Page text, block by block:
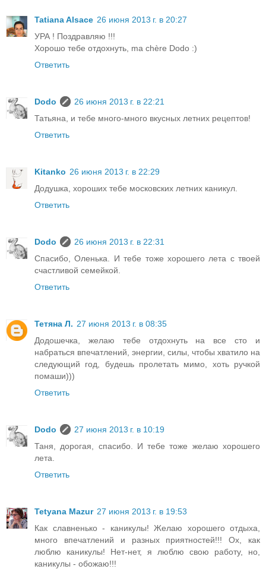
Tatiana Alsace 26 июня 2013 г. в 20:27
УРА ! Поздравляю !!!
Хорошо тебе отдохнуть, ma chère Dodo :)
Ответить
Dodo
26 июня 2013 г. в 22:21
Татьяна, и тебе много-много вкусных летних рецептов!
Ответить
Kitanko 26 июня 2013 г. в 22:29
Додушка, хороших тебе московских летних каникул.
Ответить
Dodo
26 июня 2013 г. в 22:31
Спасибо, Оленька. И тебе тоже хорошего лета с твоей
счастливой семейкой.
Ответить
Тетяна Л. 27 июня 2013 г. в 08:35
Додошечка, желаю тебе отдохнуть на все сто и
набраться впечатлений, энергии, силы, чтобы хватило на
следующий год, будешь пролетать мимо, хоть ручкой
помаши)))
Ответить
Dodo
27 июня 2013 г. в 10:19
Таня, дорогая, спасибо. И тебе тоже желаю хорошего
лета.
Ответить
Tetyana Mazur 27 июня 2013 г. в 19:53
Как славненько - каникулы! Желаю хорошего отдыха,
много впечатлений и разных приятностей!!! Ох, как
люблю каникулы! Нет-нет, я люблю свою работу, но,
каникулы - обожаю!!!